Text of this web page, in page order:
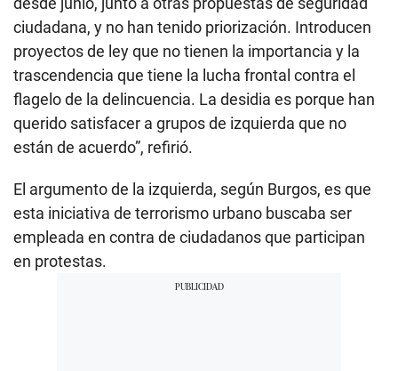
ciudadana, y no han tenido priorización. Introducen
proyectos de ley que no tienen la importancia y la
trascendencia que tiene la lucha frontal contra el
flagelo de la delincuencia. La desidia es porque han
querido satisfacer a grupos de izquierda que no
están de acuerdo”, refirió.
El argumento de la izquierda, según Burgos, es que
esta iniciativa de terrorismo urbano buscaba ser
empleada en contra de ciudadanos que participan
en protestas.